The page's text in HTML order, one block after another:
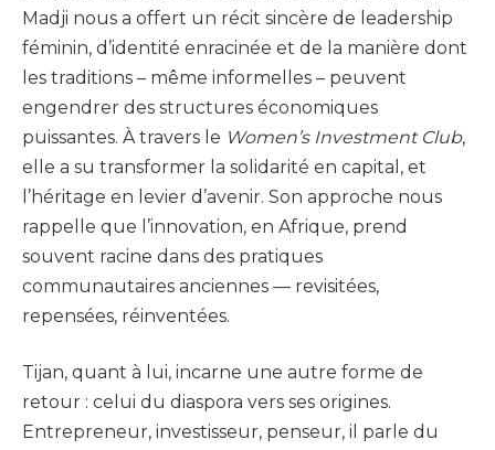
Madji nous a offert un récit sincère de leadership
féminin, d’identité enracinée et de la manière dont
les traditions – même informelles – peuvent
engendrer des structures économiques
puissantes. À travers le Women’s Investment Club,
elle a su transformer la solidarité en capital, et
l’héritage en levier d’avenir. Son approche nous
rappelle que l’innovation, en Afrique, prend
souvent racine dans des pratiques
communautaires anciennes — revisitées,
repensées, réinventées.
Tijan, quant à lui, incarne une autre forme de
retour : celui du diaspora vers ses origines.
Entrepreneur, investisseur, penseur, il parle du